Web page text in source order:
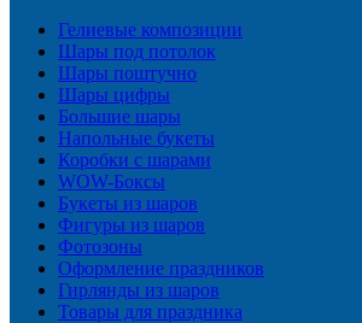
Гелиевые композиции
Шары под потолок
Шары поштучно
Шары цифры
Большие шары
Напольные букеты
Коробки с шарами
WOW-Боксы
Букеты из шаров
Фигуры из шаров
Фотозоны
Оформление праздников
Гирлянды из шаров
Товары для праздника